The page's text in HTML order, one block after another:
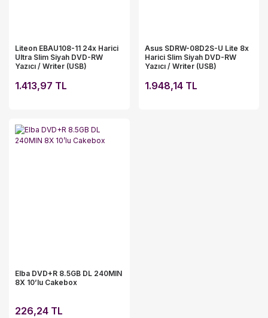
Liteon EBAU108-11 24x Harici
Ultra Slim Siyah DVD-RW
Yazıcı / Writer (USB)
1.413,97 TL
Asus SDRW-08D2S-U Lite 8x
Harici Slim Siyah DVD-RW
Yazıcı / Writer (USB)
1.948,14 TL
Elba DVD+R 8.5GB DL 240MIN
8X 10’lu Cakebox
226,24 TL